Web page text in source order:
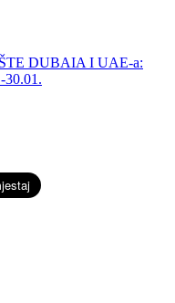
DUBAIA I UAE-a:
30.01.